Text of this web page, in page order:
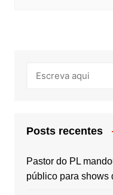
Posts recentes
Pastor do PL
público para shows